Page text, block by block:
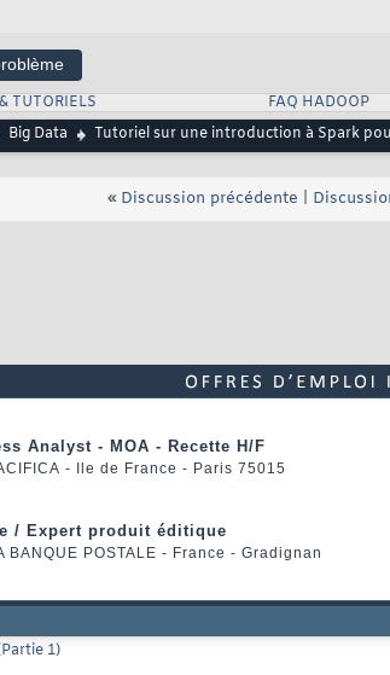
TUTORIELS FAQ HADOOP
Big Data Tutoriel sur une introduction à Spark
« Discussion précédente
Analyst - MOA - Recette H/F
- Ile de France - Paris 75015
/ Expert produit éditique
BANQUE POSTALE - France - Gradignan
1)